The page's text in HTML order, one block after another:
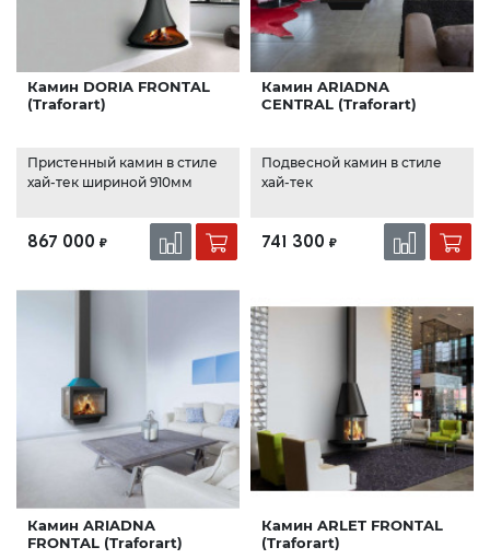
Камин DORIA FRONTAL
(Traforart)
Пристенный камин в стиле
хай-тек шириной 910мм
867 000 ₽
Камин ARIADNA
CENTRAL (Traforart)
Подвесной камин в стиле
хай-тек
741 300 ₽
Камин ARIADNA
FRONTAL (Traforart)
Камин ARLET FRONTAL
(Traforart)